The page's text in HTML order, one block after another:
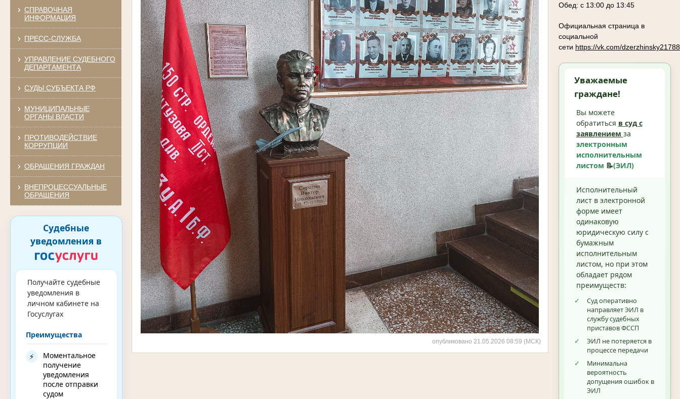
СПРАВОЧНАЯ
ИНФОРМАЦИЯ
ПРЕСС-СЛУЖБА
УПРАВЛЕНИЕ СУДЕБНОГО
ДЕПАРТАМЕНТА
СУДЫ СУБЪЕКТА РФ
МУНИЦИПАЛЬНЫЕ
ОРГАНЫ ВЛАСТИ
ПРОТИВОДЕЙСТВИЕ
КОРРУПЦИИ
ОБРАЩЕНИЯ ГРАЖДАН
ВНЕПРОЦЕССУАЛЬНЫЕ
ОБРАЩЕНИЯ
Судебные
уведомления в
Получайте судебные
уведомления в
личном кабинете на
Госуслугах
Преимущества
⚡
Моментальное
получение
уведомления
после отправки
судом
Обед: с 13:00 до 13:45
Официальная страница в
социальной
сети https://vk.com/
Уважаемые
граждане!
Вы можете
обратиться в суд с
заявлением за
электронным
исполнительным
листом 📝(ЭИЛ)
Исполнительный
лист в электронной
форме имеет
одинаковую
юридическую силу с
бумажным
исполнительным
листом, но при этом
обладает рядом
преимуществ:
✓
Суд оперативно
направляет ЭИЛ в
службу судебных
приставов ФССП
✓
ЭИЛ не потеряется в
процессе передачи
✓
Минимальна
вероятность
допущения ошибок в
ЭИЛ
опубликовано 21.05.2026 08:59 (МСК)